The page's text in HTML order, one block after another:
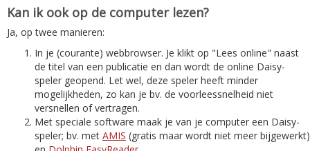
Kan ik ook op de computer lezen?
Ja, op twee manieren:
In je (courante) webbrowser. Je klikt op "Lees online" naast
de titel van een publicatie en dan wordt de online Daisy-
speler geopend. Let wel, deze speler heeft minder
mogelijkheden, zo kan je bv. de voorleessnelheid niet
versnellen of vertragen.
Met speciale software maak je van je computer een Daisy-
speler; bv. met AMIS (gratis maar wordt niet meer bijgewerkt)